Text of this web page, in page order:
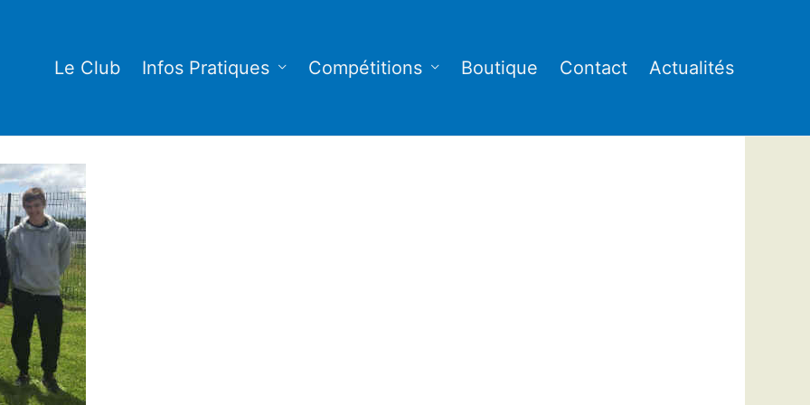
Le Club Infos Pratiques Compétitions Boutique Contact Actualités